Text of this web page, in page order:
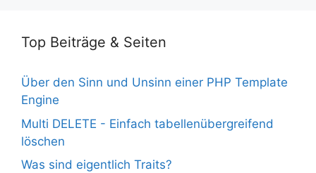
Top Beiträge & Seiten
Über den Sinn und Unsinn einer PHP Template
Engine
Multi DELETE - Einfach tabellenübergreifend
löschen
Was sind eigentlich Traits?